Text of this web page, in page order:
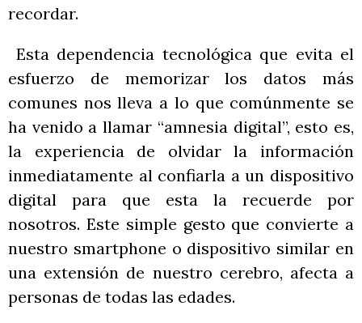
recordar.
Esta dependencia tecnológica que evita el
esfuerzo de memorizar los datos más
comunes nos lleva a lo que comúnmente se
ha venido a llamar “amnesia digital”, esto es,
la experiencia de olvidar la información
inmediatamente al confiarla a un dispositivo
digital para que esta la recuerde por
nosotros. Este simple gesto que convierte a
nuestro smartphone o dispositivo similar en
una extensión de nuestro cerebro, afecta a
personas de todas las edades.